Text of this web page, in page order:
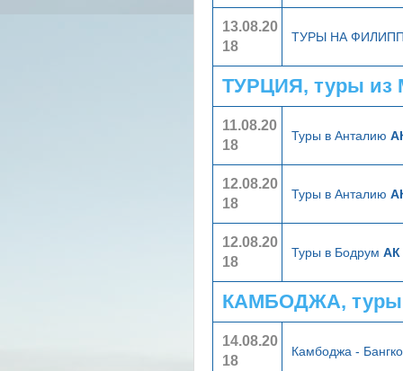
13.08.20
18
ТУРЫ НА
ТУРЦИЯ, туры из
11.08.20
18
Туры в Анталию
12.08.20
18
Туры в Анталию
12.08.20
18
Туры в Бодрум АК
КАМБОДЖА, туры
14.08.20
18
Камбоджа -